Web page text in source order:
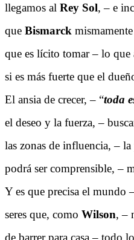
llegamos al Rey Sol, – e
que Bismarck
que es lícito tomar – lo que
si es más fuerte que el
El ansia de crecer, – “toda
el deseo y la fuerza, –
las zonas de influencia, –
podrá ser comprensible, –
Y es que precisa el mundo
seres que, como Wilson, –
de barrer para casa – todo